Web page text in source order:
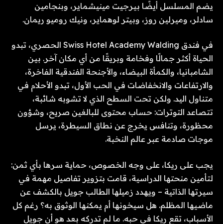
يضم المسلسل أيضًا بيرجيت مينيشماير، وبنجامين
سادلر، وميرلين روز، وبيتر لوهماير، ونيك روميو ريمان.
في فندق Swiss Hotel Academy Walding الحصري، تبدو
الحياة أكثر جمالًا وفخامة وبريقًا من أي مكان آخر. بين
الشامبانيا، والكمأة البيضاء، والأجنحة الفندقية الفاخرة،
والارتفاعات والانخفاضات في الحب الأول، تبدو الأحلام في
متناول اليد. ولكن تحت السطح الذي لا تشوبه شائبة،
تتصاعد التوترات: حساب محتوى للبالغين صريح، وشؤون
محظورة، وتنافس يخرج عن نطاق السيطرة، يرسل
موجات صادمة عبر عالم النخبة.
يجب على ريكا، على وجه الخصوص، حماية سرها بأي ثمن:
لتأمين منحتها الدراسية، قامت بتزوير تفاصيل مهمة في
سيرتها الذاتية – ويهدد زميلها الطالب جويل بالكشف عن
ماضيها المظلم. هل سيخونها أم يمكنها الوثوق به؟ رغم كل
الأسباب، تقع ريكا في حبه. ما لم تدركه بعد هو أن جويل